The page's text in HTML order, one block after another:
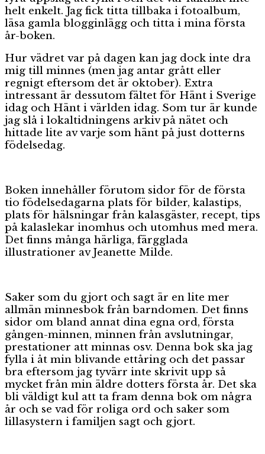
helt enkelt. Jag fick titta tillbaka i fotoalbum,
läsa gamla blogginlägg och titta i mina första
år-boken.
Hur vädret var på dagen kan jag dock inte dra
mig till minnes (men jag antar grått eller
regnigt eftersom det är oktober). Extra
intressant är dessutom fältet för Hänt i Sverige
idag och Hänt i världen idag. Som tur är kunde
jag slå i lokaltidningens arkiv på nätet och
hittade lite av varje som hänt på just dotterns
födelsedag.
Boken innehåller förutom sidor för de första
tio födelsedagarna plats för bilder, kalastips,
plats för hälsningar från kalasgäster, recept, tips
på kalaslekar inomhus och utomhus med mera.
Det finns många härliga, färgglada
illustrationer av Jeanette Milde.
Saker som du gjort och sagt är en lite mer
allmän minnesbok från barndomen. Det finns
sidor om bland annat dina egna ord, första
gången-minnen, minnen från avslutningar,
prestationer att minnas osv. Denna bok ska jag
fylla i åt min blivande ettåring och det passar
bra eftersom jag tyvärr inte skrivit upp så
mycket från min äldre dotters första år. Det ska
bli väldigt kul att ta fram denna bok om några
år och se vad för roliga ord och saker som
lillasystern i familjen sagt och gjort.